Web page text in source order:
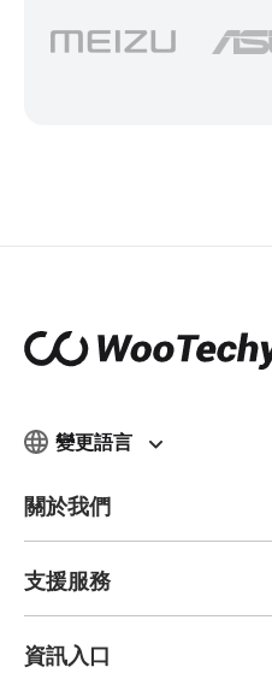
變更語言
關於我們
支援服務
資訊入口